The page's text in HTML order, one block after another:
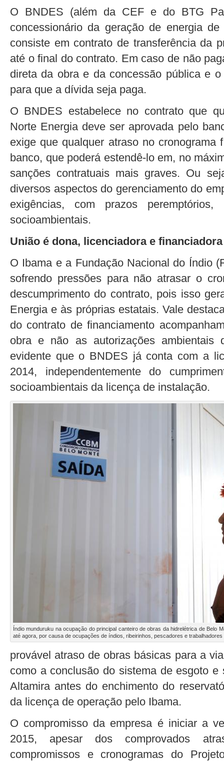
O BNDES (além da CEF e do BTG
concessionário da geração de energia
consiste em contrato de transferência da
até o final do contrato. Em caso de não
direta da obra e da concessão pública e
para que a dívida seja paga.
O BNDES estabelece no contrato que
Norte Energia deve ser aprovada pelo
exige que qualquer atraso no
banco, que poderá estendê-lo em, no
sanções contratuais mais graves. Ou
diversos aspectos do gerenciamento do
exigências, com prazos
socioambientais.
União é dona, licenciadora e financiadora
O Ibama e a Fundação Nacional do Índio
sofrendo pressões para não atrasar o
descumprimento do contrato, pois isso
Energia e às próprias estatais. Vale
do contrato de financiamento
obra e não as autorizações ambientais
evidente que o BNDES já conta com a
2014, independentemente do
socioambientais da licença de instalação.
Índio munduruku na ocupação do principal canteiro de obras da hidrelétrica de Belo
até agora, por causa de ocupações de índios, ribeirinhos, pescadores e trabalhadores
provável atraso de obras básicas para a
como a conclusão do sistema de esgoto
Altamira antes do enchimento do
da licença de operação pelo Ibama.
O compromisso da empresa é iniciar a
2015, apesar dos comprovados
compromissos e cronogramas do